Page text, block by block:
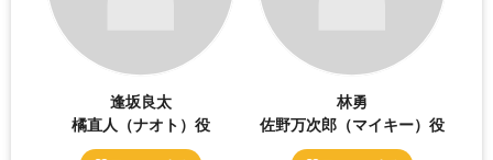
逢坂良太
橘直人（ナオト）役
林勇
佐野万次郎（マイキー）役